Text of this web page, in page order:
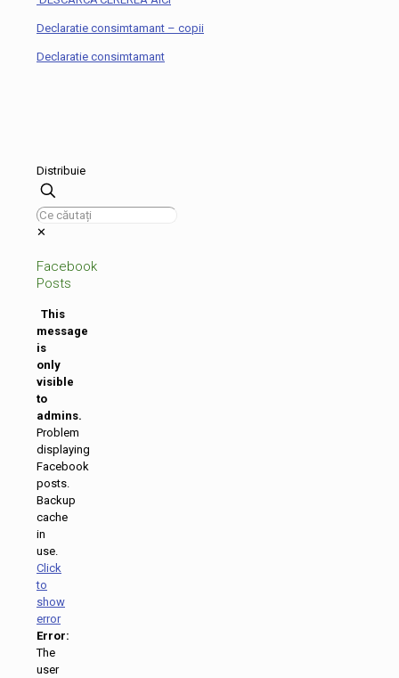
Declaratie consimtamant – copii
Declaratie consimtamant
Distribuie
✕
Facebook
Posts
This
message
is
only
visible
to
admins.
Problem
displaying
Facebook
posts.
Backup
cache
in
use.
Click
to
show
error
Error:
The
user